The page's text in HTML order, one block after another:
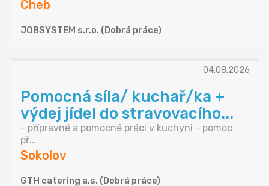
Cheb
JOBSYSTEM s.r.o. (Dobrá práce)
04.08.2026
Pomocná síla/ kuchař/ka +
výdej jídel do stravovacího...
- přípravné a pomocné práci v kuchyni - pomoc
př...
Sokolov
GTH catering a.s. (Dobrá práce)